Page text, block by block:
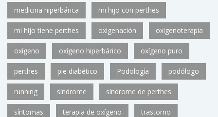
medicina hiperbárica mi hijo con perthes
mi hijo tiene perthes oxigenación oxigenoterapia
oxígeno oxígeno hiperbárico oxígeno puro
perthes pie diabético Podología podólogo
running síndrome síndrome de perthes
síntomas terapia de oxígeno trastorno